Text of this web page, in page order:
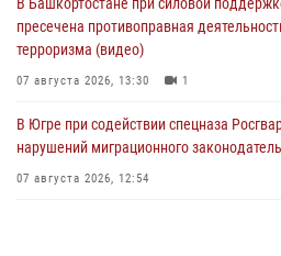
пресечена противоправная
терроризма (видео)
07 августа 2026, 13:30 1
В Югре при содействии спецназа
нарушений миграционного
07 августа 2026, 12:54